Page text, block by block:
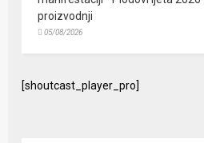
proizvodnji
05/08/2026
[shoutcast_player_pro]